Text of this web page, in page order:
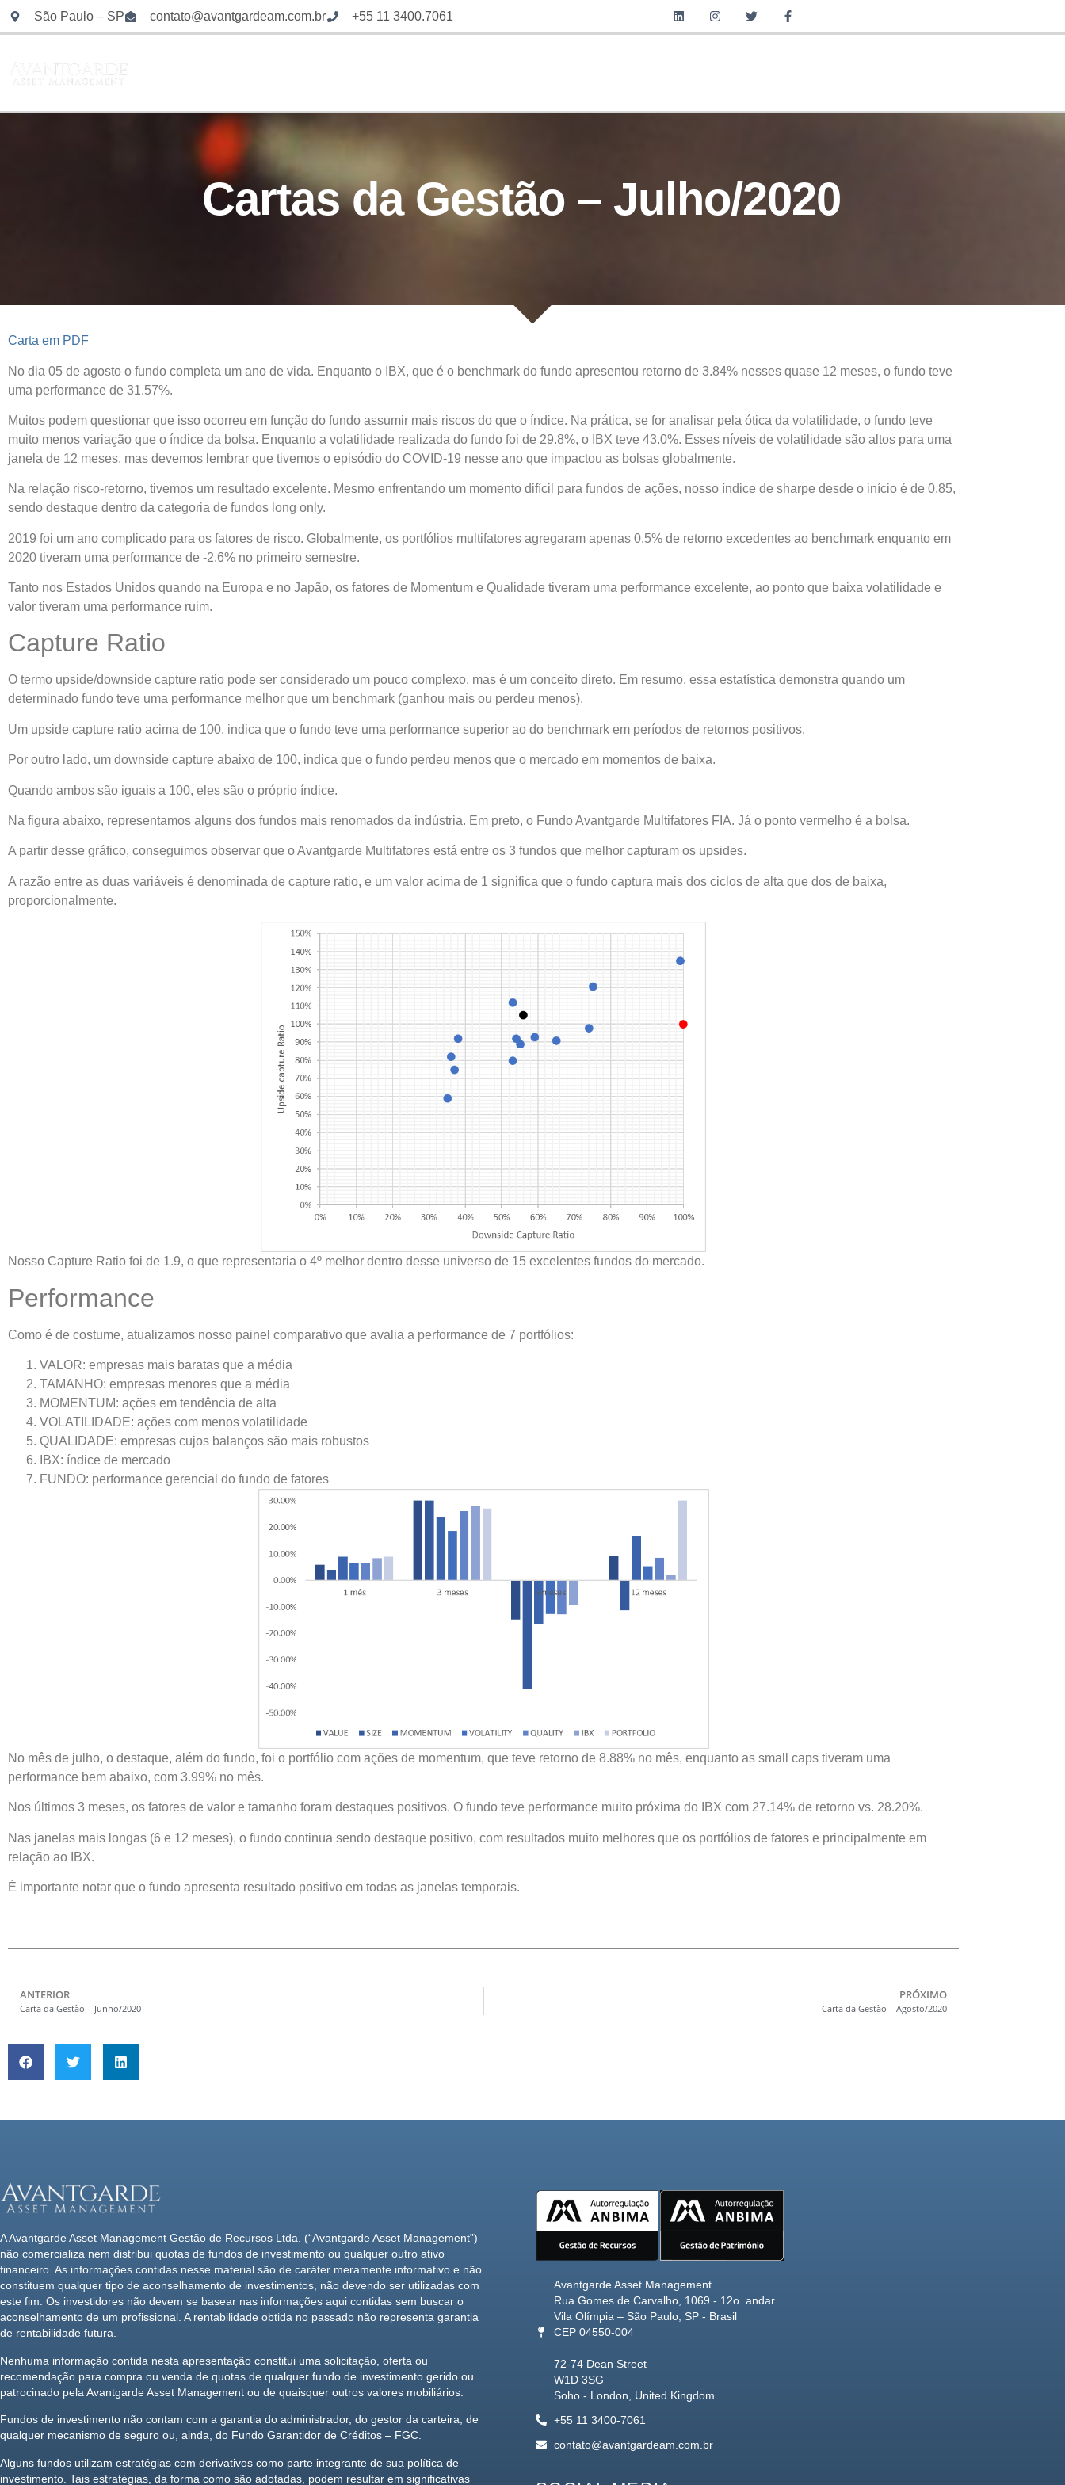
São Paulo – SP contato@avantgardeam.com.br +55 11 3400.7061
Cartas da Gestão – Julho/2020
Carta em PDF
No dia 05 de agosto o fundo completa um ano de vida. Enquanto o IBX, que é o benchmark do fundo apresentou retorno de 3.84% nesses quase 12 meses, o fundo teve
uma performance de 31.57%.
Muitos podem questionar que isso ocorreu em função do fundo assumir mais riscos do que o índice. Na prática, se for analisar pela ótica da volatilidade, o fundo teve
muito menos variação que o índice da bolsa. Enquanto a volatilidade realizada do fundo foi de 29.8%, o IBX teve 43.0%. Esses níveis de volatilidade são altos para uma
janela de 12 meses, mas devemos lembrar que tivemos o episódio do COVID-19 nesse ano que impactou as bolsas globalmente.
Na relação risco-retorno, tivemos um resultado excelente. Mesmo enfrentando um momento difícil para fundos de ações, nosso índice de sharpe desde o início é de 0.85,
sendo destaque dentro da categoria de fundos long only.
2019 foi um ano complicado para os fatores de risco. Globalmente, os portfólios multifatores agregaram apenas 0.5% de retorno excedentes ao benchmark enquanto em
2020 tiveram uma performance de -2.6% no primeiro semestre.
Tanto nos Estados Unidos quando na Europa e no Japão, os fatores de Momentum e Qualidade tiveram uma performance excelente, ao ponto que baixa volatilidade e
valor tiveram uma performance ruim.
Capture Ratio
O termo upside/downside capture ratio pode ser considerado um pouco complexo, mas é um conceito direto. Em resumo, essa estatística demonstra quando um
determinado fundo teve uma performance melhor que um benchmark (ganhou mais ou perdeu menos).
Um upside capture ratio acima de 100, indica que o fundo teve uma performance superior ao do benchmark em períodos de retornos positivos.
Por outro lado, um downside capture abaixo de 100, indica que o fundo perdeu menos que o mercado em momentos de baixa.
Quando ambos são iguais a 100, eles são o próprio índice.
Na figura abaixo, representamos alguns dos fundos mais renomados da indústria. Em preto, o Fundo Avantgarde Multifatores FIA. Já o ponto vermelho é a bolsa.
A partir desse gráfico, conseguimos observar que o Avantgarde Multifatores está entre os 3 fundos que melhor capturam os upsides.
A razão entre as duas variáveis é denominada de capture ratio, e um valor acima de 1 significa que o fundo captura mais dos ciclos de alta que dos de baixa,
proporcionalmente.
Nosso Capture Ratio foi de 1.9, o que representaria o 4º melhor dentro desse universo de 15 excelentes fundos do mercado.
Performance
Como é de costume, atualizamos nosso painel comparativo que avalia a performance de 7 portfólios:
VALOR: empresas mais baratas que a média
TAMANHO: empresas menores que a média
MOMENTUM: ações em tendência de alta
VOLATILIDADE: ações com menos volatilidade
QUALIDADE: empresas cujos balanços são mais robustos
IBX: índice de mercado
FUNDO: performance gerencial do fundo de fatores
No mês de julho, o destaque, além do fundo, foi o portfólio com ações de momentum, que teve retorno de 8.88% no mês, enquanto as small caps tiveram uma
performance bem abaixo, com 3.99% no mês.
Nos últimos 3 meses, os fatores de valor e tamanho foram destaques positivos. O fundo teve performance muito próxima do IBX com 27.14% de retorno vs. 28.20%.
Nas janelas mais longas (6 e 12 meses), o fundo continua sendo destaque positivo, com resultados muito melhores que os portfólios de fatores e principalmente em
relação ao IBX.
É importante notar que o fundo apresenta resultado positivo em todas as janelas temporais.
ANTERIOR
Carta da Gestão – Junho/2020
PRÓXIMO
Carta da Gestão – Agosto/2020
A Avantgarde Asset Management Gestão de Recursos Ltda. (“Avantgarde Asset Management”)
não comercializa nem distribui quotas de fundos de investimento ou qualquer outro ativo
financeiro. As informações contidas nesse material são de caráter meramente informativo e não
constituem qualquer tipo de aconselhamento de investimentos, não devendo ser utilizadas com
este fim. Os investidores não devem se basear nas informações aqui contidas sem buscar o
aconselhamento de um profissional. A rentabilidade obtida no passado não representa garantia
de rentabilidade futura.
Nenhuma informação contida nesta apresentação constitui uma solicitação, oferta ou
recomendação para compra ou venda de quotas de qualquer fundo de investimento gerido ou
patrocinado pela Avantgarde Asset Management ou de quaisquer outros valores mobiliários.
Fundos de investimento não contam com a garantia do administrador, do gestor da carteira, de
qualquer mecanismo de seguro ou, ainda, do Fundo Garantidor de Créditos – FGC.
Alguns fundos utilizam estratégias com derivativos como parte integrante de sua política de
investimento. Tais estratégias, da forma como são adotadas, podem resultar em significativas
Avantgarde Asset Management
Rua Gomes de Carvalho, 1069 - 12o. andar
Vila Olímpia – São Paulo, SP - Brasil
CEP 04550-004
72-74 Dean Street
W1D 3SG
Soho - London, United Kingdom
+55 11 3400-7061
contato@avantgardeam.com.br